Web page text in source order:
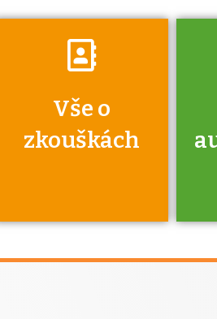
Vše o
zkouškách